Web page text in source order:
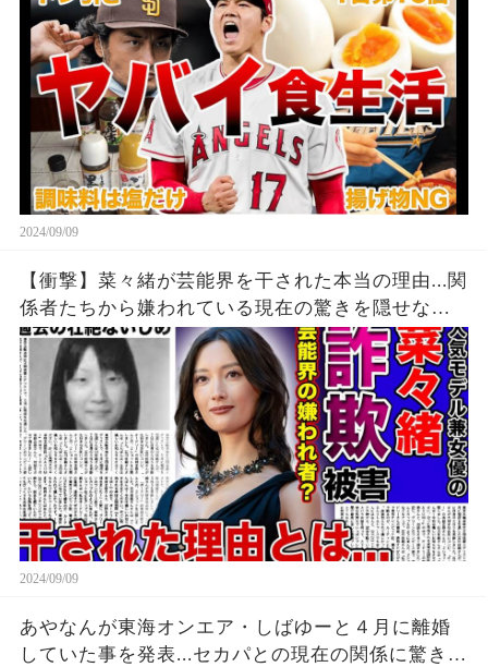
2024/09/09
【衝撃】菜々緒が芸能界を干された本当の理由...関
係者たちから嫌われている現在の驚きを隠せな
い！！詐欺被害にまで遭っている衝撃の現在...過去
の壮絶ないじめに一同驚愕！！
2024/09/09
あやなんが東海オンエア・しばゆーと４月に離婚
していた事を発表...セカパとの現在の関係に驚きを